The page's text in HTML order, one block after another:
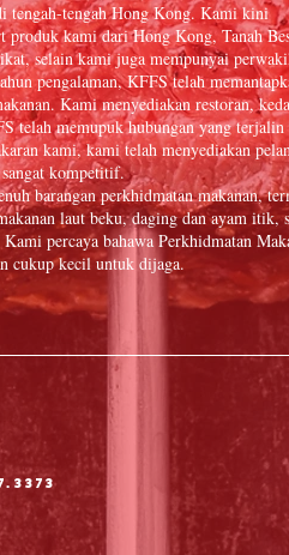
tengah-tengah Hong Kong. Kami kini
produk kami dari Hong Kong, Tanah
selain kami juga mempunyai
pengalaman, KFFS telah
Kami menyediakan restoran,
telah memupuk hubungan yang terjalin
kami, kami telah menyediakan
kompetitif.
barangan perkhidmatan makanan,
laut beku, daging dan ayam itik,
percaya bahawa Perkhidmatan
cukup kecil untuk dijaga.